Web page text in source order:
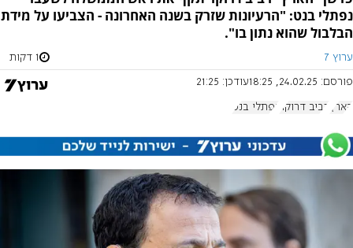
נפתלי בנט: "הרעיונות שזרק בשנה האחרונה - הצביעו על מידת
הבלבול שהוא נתון בו".
ערוץ 7 1 דקות
פורסם: 24.02.25, 18:25 עודכן: 21:25
הארץ רביב דרוקר נפתלי בנט